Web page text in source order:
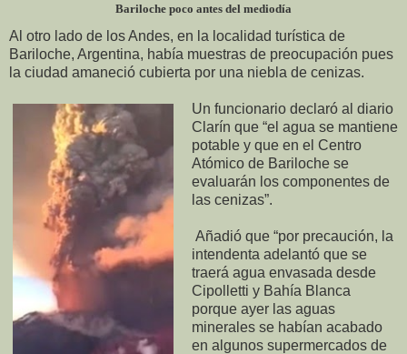
Bariloche poco antes del mediodía
Al otro lado de los Andes, en la localidad turística de
Bariloche, Argentina, había muestras de preocupación pues
la ciudad amaneció cubierta por una niebla de cenizas.
Un funcionario declaró al diario
Clarín que “el agua se mantiene
potable y que en el Centro
Atómico de Bariloche se
evaluarán los componentes de
las cenizas”.
Añadió que “por precaución, la
intendenta adelantó que se
traerá agua envasada desde
Cipolletti y Bahía Blanca
porque ayer las aguas
minerales se habían acabado
en algunos supermercados de